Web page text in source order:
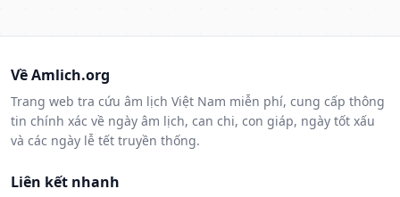
Về Amlich.org
Trang web tra cứu âm lịch Việt Nam miễn phí, cung cấp thông
tin chính xác về ngày âm lịch, can chi, con giáp, ngày tốt xấu
và các ngày lễ tết truyền thống.
Liên kết nhanh